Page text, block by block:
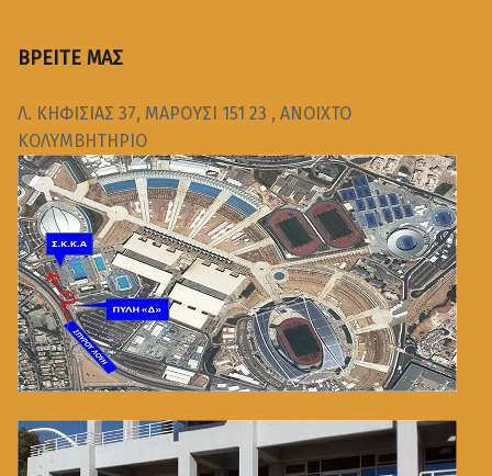
ΒΡΕΙΤΕ ΜΑΣ
Λ. ΚΗΦΙΣΙΑΣ 37, ΜΑΡΟΥΣΙ 151 23 , ΑΝΟΙΧΤΟ
ΚΟΛΥΜΒΗΤΗΡΙΟ